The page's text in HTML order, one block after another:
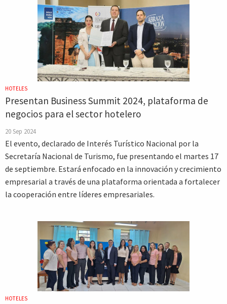
HOTELES
Presentan Business Summit 2024, plataforma de
negocios para el sector hotelero
20 Sep 2024
El evento, declarado de Interés Turístico Nacional por la
Secretaría Nacional de Turismo, fue presentando el martes 17
de septiembre. Estará enfocado en la innovación y crecimiento
empresarial a través de una plataforma orientada a fortalecer
la cooperación entre líderes empresariales.
HOTELES